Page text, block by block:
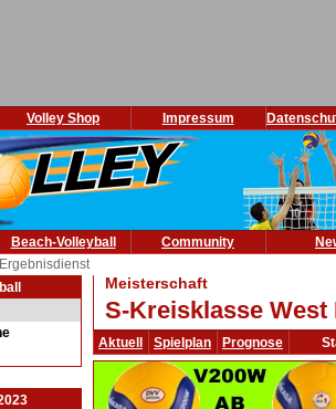
Volley Shop Impressum
Beach-Volleyball Community
Meisterschaft
S-Kreisklasse West
Aktuell Spielplan Prognose